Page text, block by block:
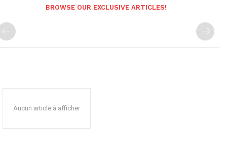
BROWSE OUR EXCLUSIVE ARTICLES!
Aucun article à afficher